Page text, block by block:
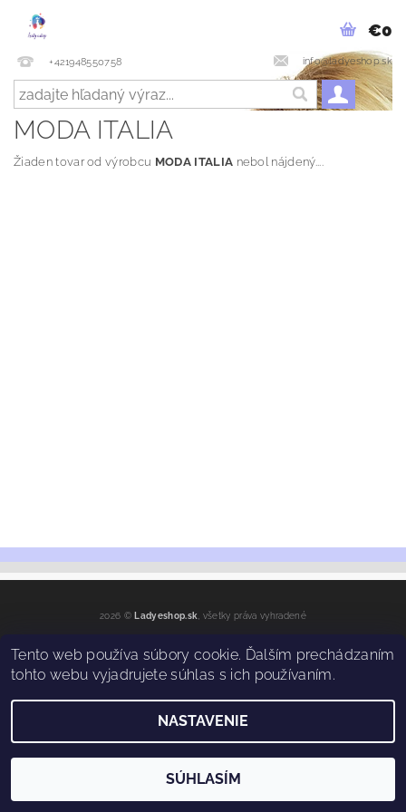
+421948550758 info@ladyeshop.sk
€0
MODA ITALIA
Žiaden tovar od výrobcu MODA ITALIA nebol nájdený....
2026 © Ladyeshop.sk , všetky práva vyhradené
Vytvoril Shoptet
Tento web používa súbory cookie. Ďalším prechádzaním
tohto webu vyjadrujete súhlas s ich používaním.
NASTAVENIE
SÚHLASÍM